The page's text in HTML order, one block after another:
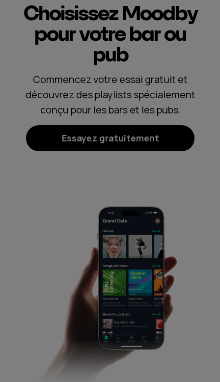
Choisissez Moodby
pour votre bar ou
pub
Commencez votre essai gratuit et
découvrez des playlists spécialement
conçu pour les bars et les pubs.
Essayez gratuitement